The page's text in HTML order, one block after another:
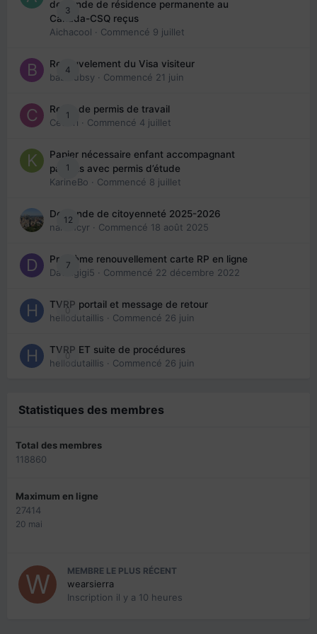
3
demande de résidence permanente au
Canada-CSQ reçus
Aichacool · Commencé 9 juillet
4
Renouvelement du Visa visiteur
babibubsy · Commencé 21 juin
1
Refus de permis de travail
Cedbri · Commencé 4 juillet
1
Papier nécessaire enfant accompagnant
parents avec permis d’étude
KarineBo · Commencé 8 juillet
12
Demande de citoyenneté 2025-2026
nanancyr · Commencé 18 août 2025
7
Problème renouvellement carte RP en ligne
Davidgigi5 · Commencé 22 décembre 2022
0
TVRP portail et message de retour
hellodutaillis · Commencé 26 juin
0
TVRP ET suite de procédures
hellodutaillis · Commencé 26 juin
Statistiques des membres
Total des membres
118860
Maximum en ligne
27414
20 mai
MEMBRE LE PLUS RÉCENT
wearsierra
Inscription il y a 10 heures